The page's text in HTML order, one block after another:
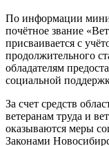
По информации
почётное звание
присваивается с
продолжительного
обладателям
социальной
За счет средств
ветеранам труда и
оказываются меры
Законами